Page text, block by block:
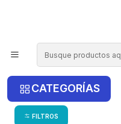
CATEGORÍAS
Inicio iPhone
iPhone 15 Pro
FILTROS